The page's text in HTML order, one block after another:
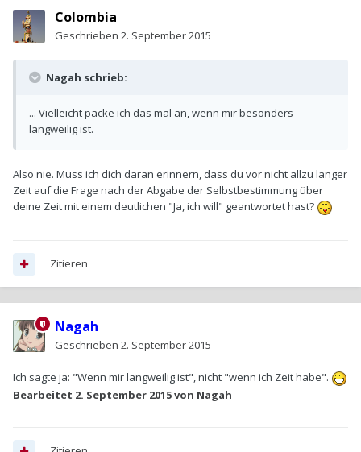
Colombia
Geschrieben 2. September 2015
Nagah schrieb:
... Vielleicht packe ich das mal an, wenn mir besonders
langweilig ist.
Also nie. Muss ich dich daran erinnern, dass du vor nicht allzu langer
Zeit auf die Frage nach der Abgabe der Selbstbestimmung über
deine Zeit mit einem deutlichen "Ja, ich will" geantwortet hast?
Zitieren
Nagah
Geschrieben 2. September 2015
Ich sagte ja: "Wenn mir langweilig ist", nicht "wenn ich Zeit habe".
Bearbeitet 2. September 2015von Nagah